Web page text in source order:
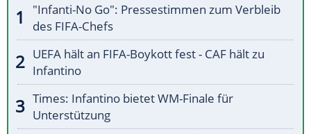
"Infanti-No Go": Pressestimmen zum Verbleib
des FIFA-Chefs
UEFA hält an FIFA-Boykott fest - CAF hält zu
Infantino
Times: Infantino bietet WM-Finale für
Unterstützung